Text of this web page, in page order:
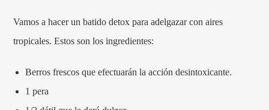
Vamos a hacer un batido detox para adelgazar con aires
tropicales. Estos son los ingredientes:
Berros frescos que efectuarán la acción desintoxicante.
1 pera